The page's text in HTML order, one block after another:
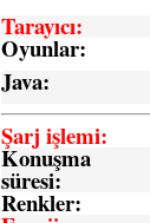
Tarayıcı:
Oyunlar:
Java:
Şarj işlemi:
Konuşma
süresi:
Renkler: